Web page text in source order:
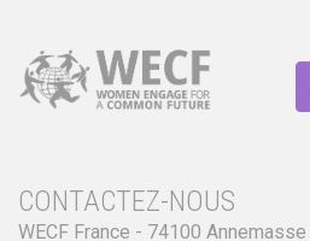
CONTACTEZ-NOUS
WECF France - 74100